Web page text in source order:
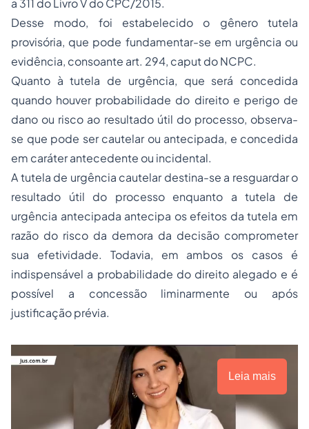
a 311 do Livro V do CPC/2015.
Desse modo, foi estabelecido o gênero tutela
provisória, que pode fundamentar-se em urgência ou
evidência, consoante art. 294, caput do NCPC.
Quanto à tutela de urgência, que será concedida
quando houver probabilidade do direito e perigo de
dano ou risco ao resultado útil do processo, observa-
se que pode ser cautelar ou antecipada, e concedida
em caráter antecedente ou incidental.
A tutela de urgência cautelar destina-se a resguardar o
resultado útil do processo enquanto a tutela de
urgência antecipada antecipa os efeitos da tutela em
razão do risco da demora da decisão comprometer
sua efetividade. Todavia, em ambos os casos é
indispensável a probabilidade do direito alegado e é
possível a concessão liminarmente ou após
justificação prévia.
Leia mais